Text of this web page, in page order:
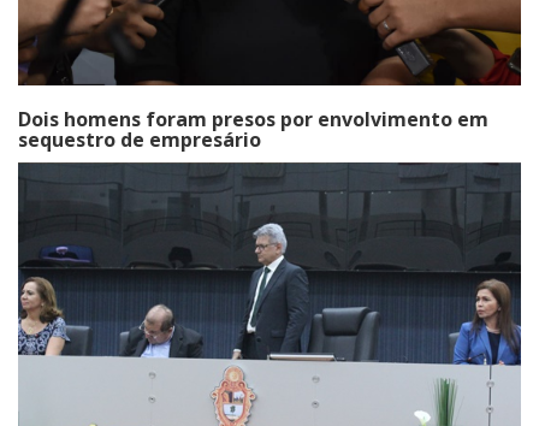
Dois homens foram presos por envolvimento em
sequestro de empresário